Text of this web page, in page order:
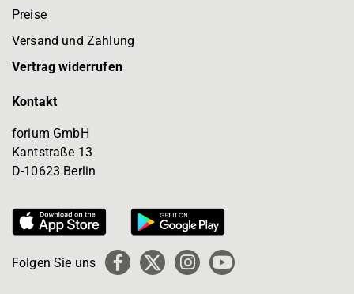
Preise
Versand und Zahlung
Vertrag widerrufen
Kontakt
forium GmbH
Kantstraße 13
D-10623 Berlin
Folgen Sie uns Facebook
X
Instagram